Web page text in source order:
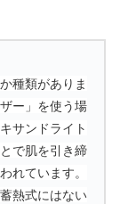
種類がありま
ー」を使う場
サンドライト
で肌を引き締
れています。
熱式にはない